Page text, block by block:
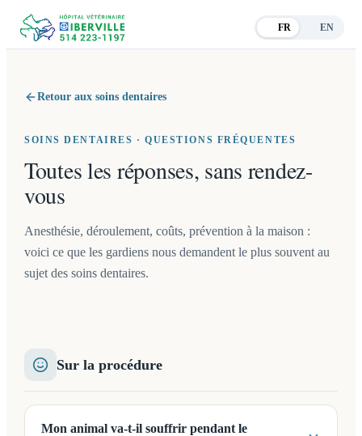
FR EN
Retour aux soins dentaires
SOINS DENTAIRES · QUESTIONS FRÉQUENTES
Toutes les réponses, sans rendez-
vous
Anesthésie, déroulement, coûts, prévention à la maison :
voici ce que les gardiens nous demandent le plus souvent au
sujet des soins dentaires.
Sur la procédure
Mon animal va-t-il souffrir pendant le